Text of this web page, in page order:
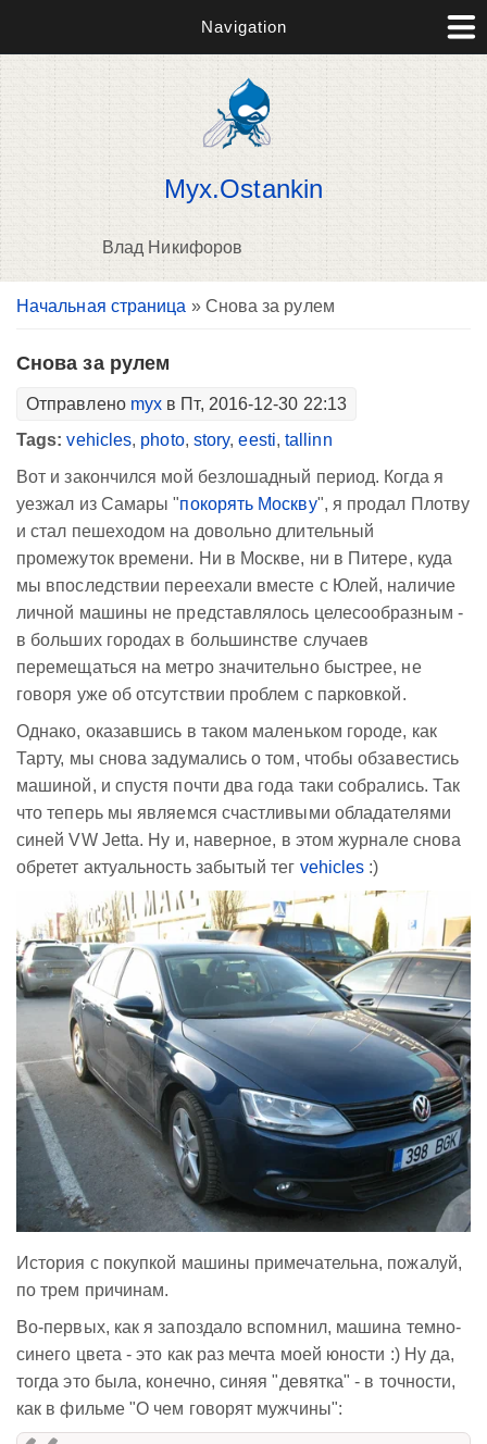
Navigation
Myx.Ostankin
Влад Никифоров
Вы здесь
Начальная страница » Снова за рулем
Снова за рулем
Отправлено myx в Пт, 2016-12-30 22:13
Tags:vehicles, photo, story,eesti,tallinn
Вот и закончился мой безлошадный период. Когда я
уезжал из Самары "покорять Москву", я продал Плотву
и стал пешеходом на довольно длительный
промежуток времени. Ни в Москве, ни в Питере, куда
мы впоследствии переехали вместе с Юлей, наличие
личной машины не представлялось целесообразным -
в больших городах в большинстве случаев
перемещаться на метро значительно быстрее, не
говоря уже об отсутствии проблем с парковкой.
Однако, оказавшись в таком маленьком городе, как
Тарту, мы снова задумались о том, чтобы обзавестись
машиной, и спустя почти два года таки собрались. Так
что теперь мы являемся счастливыми обладателями
синей VW Jetta. Ну и, наверное, в этом журнале снова
обретет актуальность забытый тег vehicles :)
История с покупкой машины примечательна, пожалуй,
по трем причинам.
Во-первых, как я запоздало вспомнил, машина темно-
синего цвета - это как раз мечта моей юности :) Ну да,
тогда это была, конечно, синяя "девятка" - в точности,
как в фильме "О чем говорят мужчины":